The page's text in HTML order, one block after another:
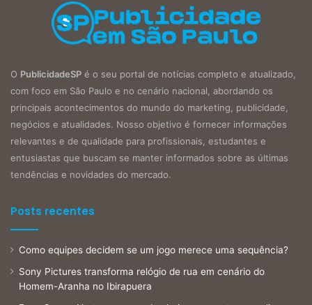
O PublicidadeSP é o seu portal de notícias completo e atualizado,
com foco em São Paulo e no cenário nacional, abordando os
principais acontecimentos do mundo do marketing, publicidade,
negócios e atualidades. Nosso objetivo é fornecer informações
relevantes e de qualidade para profissionais, estudantes e
entusiastas que buscam se manter informados sobre as últimas
tendências e novidades do mercado.
Posts recentes
Como equipes decidem se um jogo merece uma sequência?
Sony Pictures transforma relógio de rua em cenário do
Homem-Aranha no Ibirapuera